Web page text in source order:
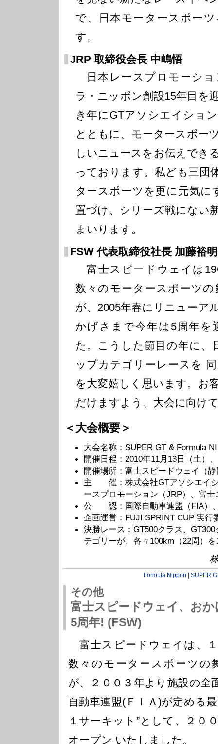
で、日本モータースポー
す。
JRP 取締役会長 中嶋悟
日本レースプロモーショ
ラ・ニッポン創設15年目を
き年にGTアソシエイショ
とともに、モータースポー
しいニュースをお伝えでき
っております。私ども三団
タースポーツを更に元気に
置づけ、シリーズ戦にない
まいります。
FSW 代表取締役社長 加藤裕明
富士スピードウェイは
数々のモータースポーツ
が、2005年春にリニューア
かげさまで今年は5周年
た。こうした節目の年に、
ップカテゴリーレースを
を大変嬉しく思います。お
だけますよう、大会に向け
＜大会概要＞
大会名称：SUPER GT & Formula
開催日程：2010年11月13日（土）
開催場所：富士スピードウェイ（
主 催：株式会社GTアソシエイシ
ースプロモーション（JRP）、富
公 認：国際自動車連盟（FIA）
企画運営：FUJI SPRINT CUP 実行
決勝レース：GT500クラス、
テゴリーが、各々100km（22周）
Formula Nippon SUPER
その他
富士スピードウェイ、お
5周年! (FSW)
富士スピードウェイは、
数々のモータースポーツの
が、２００３年より施設の全
自動車連盟(ＦＩＡ)が定める
１サーキット”として、２０
オープン いたしました。